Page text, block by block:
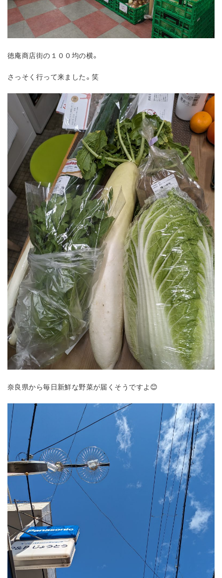
徳庵商店街の１００均の横。
さっそく行って来ました。笑
奈良県から毎日新鮮な野菜が届くそうですよ😊